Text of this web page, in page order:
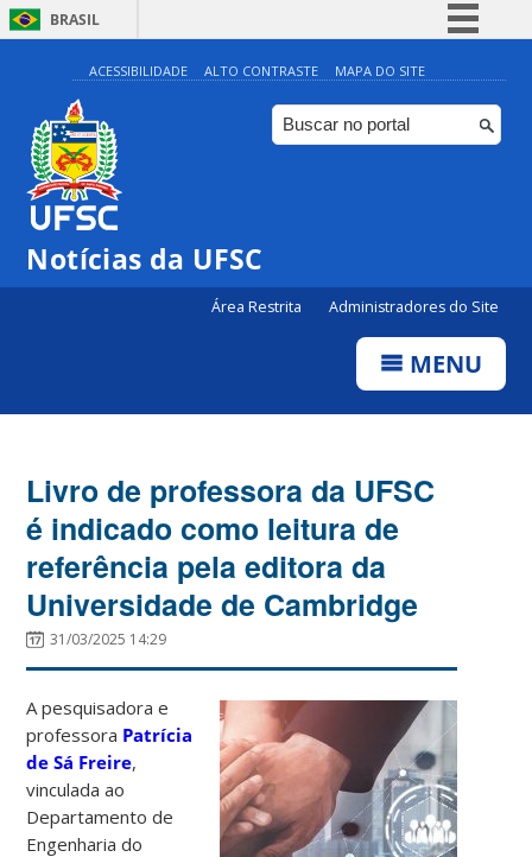
BRASIL
Simplifique!
Comunica BR
Participe
ACESSIBILIDADE ALTO CONTRASTE MAPA DO SITE
Notícias da UFSC
Área Restrita Administradores do Site
MENU
Livro de professora da UFSC
é indicado como leitura de
referência pela editora da
Universidade de Cambridge
31/03/2025 14:29
A pesquisadora e
professora Patrícia
de Sá Freire,
vinculada ao
Departamento de
Engenharia do